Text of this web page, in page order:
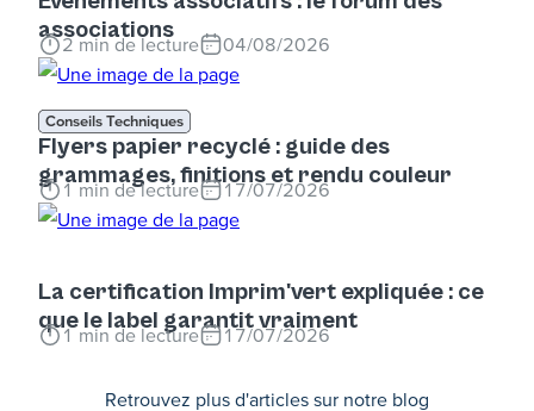
associations
2 min de lecture 04/08/2026
Conseils Techniques
Flyers papier recyclé : guide des
grammages, finitions et rendu couleur
1min de lecture 17/07/2026
La certification Imprim'vert expliquée : ce
que le label garantit vraiment
1min de lecture 17/07/2026
Retrouvez plus d'articles sur notre blog